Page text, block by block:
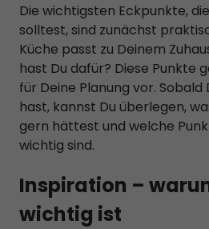
Die wichtigsten Eckpunkte,
solltest, sind zunächst
Küche passt zu Deinem
hast Du dafür? Diese Punkte
für Deine Planung vor.
hast, kannst Du überlegen,
gern hättest und welche
wichtig sind.
Inspiration –
wichtig ist
Externe Medien (1)
Inhalte von Videoplattformen und
werden standardmäßig blockiert.
Medien akzeptiert werden, bedarf
keiner manuellen Einwilligung mehr.
Cookie-